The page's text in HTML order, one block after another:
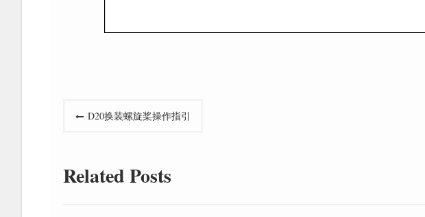
文
航
D20换装螺旋桨操作指引
Related Posts